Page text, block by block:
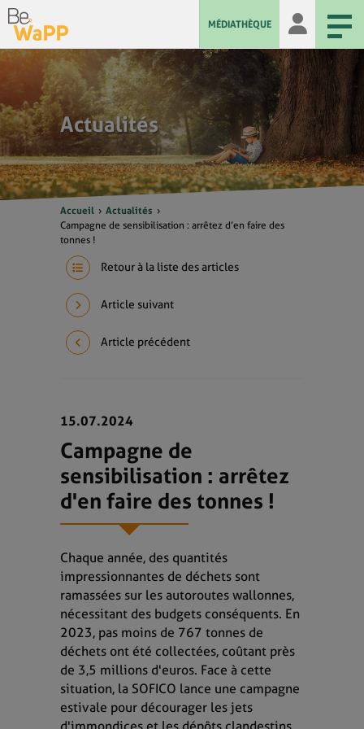
MÉDIATHÈQUE
Actualités
Accueil
Actualités
Campagne de sensibilisation : arrêtez d’en faire des
tonnes !
Retour à la liste des articles
Article suivant
Article précédent
15.07.2024
Campagne de
sensibilisation : arrêtez
d'en faire des tonnes !
Chaque année, des quantités
impressionnantes de déchets sont
ramassées sur les autoroutes wallonnes,
nécessitant des budgets conséquents. En
2023, pas moins de 767 tonnes de
déchets ont été collectées, coûtant près
de 3,5 millions d'euros. Face à cette
situation, la SOFICO lance une campagne
estivale pour décourager les jets